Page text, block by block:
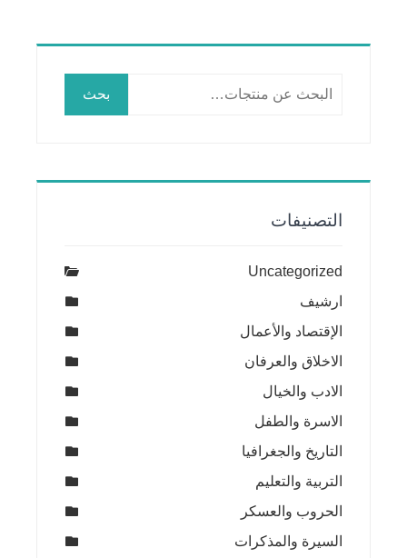
بحث
التصنيفات
Uncategorized
ارشيف
الإقتصاد والأعمال
الاخلاق والعرفان
الادب والخيال
الاسرة والطفل
التاريخ والجغرافيا
التربية والتعليم
الحروب والعسكر
السيرة والمذكرات